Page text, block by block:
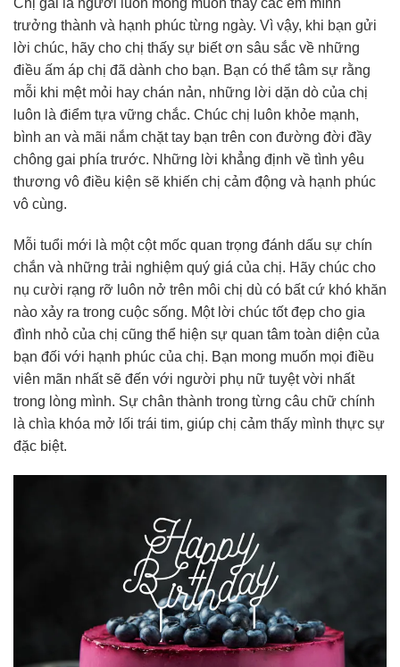
trưởng thành và hạnh phúc từng ngày. Vì vậy, khi bạn gửi
lời chúc, hãy cho chị thấy sự biết ơn sâu sắc về những
điều ấm áp chị đã dành cho bạn. Bạn có thể tâm sự rằng
mỗi khi mệt mỏi hay chán nản, những lời dặn dò của chị
luôn là điểm tựa vững chắc. Chúc chị luôn khỏe mạnh,
bình an và mãi nắm chặt tay bạn trên con đường đời đầy
chông gai phía trước. Những lời khẳng định về tình yêu
thương vô điều kiện sẽ khiến chị cảm động và hạnh phúc
vô cùng.
Mỗi tuổi mới là một cột mốc quan trọng đánh dấu sự chín
chắn và những trải nghiệm quý giá của chị. Hãy chúc cho
nụ cười rạng rỡ luôn nở trên môi chị dù có bất cứ khó khăn
nào xảy ra trong cuộc sống. Một lời chúc tốt đẹp cho gia
đình nhỏ của chị cũng thể hiện sự quan tâm toàn diện của
bạn đối với hạnh phúc của chị. Bạn mong muốn mọi điều
viên mãn nhất sẽ đến với người phụ nữ tuyệt vời nhất
trong lòng mình. Sự chân thành trong từng câu chữ chính
là chìa khóa mở lối trái tim, giúp chị cảm thấy mình thực sự
đặc biệt.